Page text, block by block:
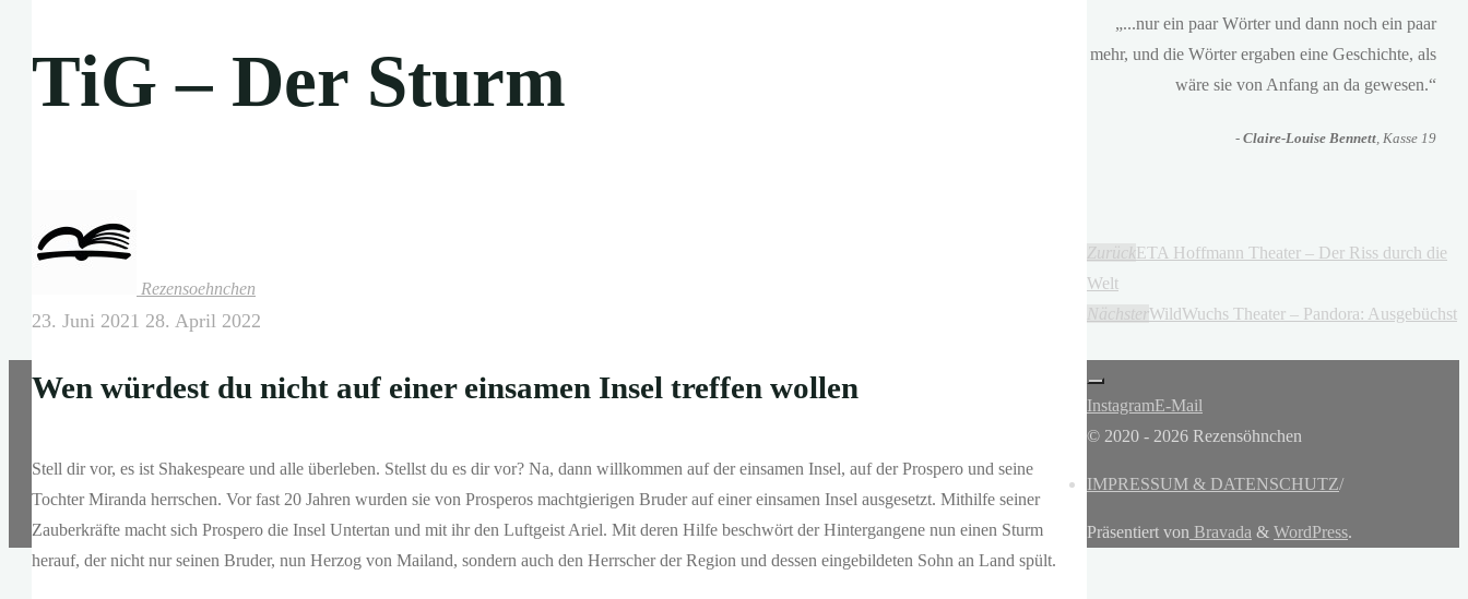
TiG – Der Sturm
Rezensoehnchen
23. Juni 2021 28. April 2022
Wen würdest du nicht auf einer einsamen Insel treffen wollen
Stell dir vor, es ist Shakespeare und alle überleben. Stellst du es dir vor? Na, dann willkommen auf der einsamen Insel, auf der Prospero und seine
Tochter Miranda herrschen. Vor fast 20 Jahren wurden sie von Prosperos machtgierigen Bruder auf einer einsamen Insel ausgesetzt. Mithilfe seiner
Zauberkräfte macht sich Prospero die Insel Untertan und mit ihr den Luftgeist Ariel. Mit deren Hilfe beschwört der Hintergangene nun einen Sturm
herauf, der nicht nur seinen Bruder, nun Herzog von Mailand, sondern auch den Herrscher der Region und dessen eingebildeten Sohn an Land spült.
„...nur ein paar Wörter und dann noch ein paar
mehr, und die Wörter ergaben eine Geschichte, als
wäre sie von Anfang an da gewesen.“
- Claire-Louise Bennett, Kasse 19
ZurückETA Hoffmann Theater – Der Riss durch die
Welt
NächsterWildWuchs Theater – Pandora: Ausgebüchst
InstagramE-Mail
© 2020 - 2026 Rezensöhnchen
IMPRESSUM & DATENSCHUTZ/
Präsentiert von Bravada & WordPress.